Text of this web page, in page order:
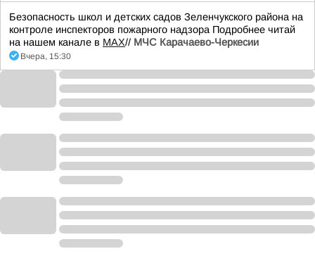
Безопасность школ и детских садов Зеленчукского района на
контроле инспекторов пожарного надзора Подробнее читай
на нашем канале в MAX// МЧС Карачаево-Черкесии
Вчера, 15:30